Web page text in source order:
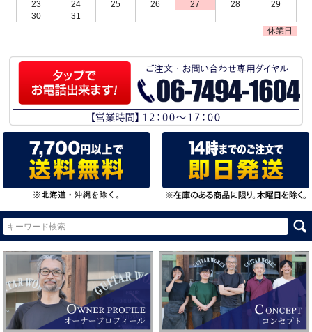
23
24 25 26 27 28
29
30
31
休業日